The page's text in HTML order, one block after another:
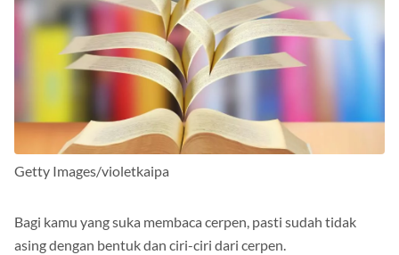
Getty Images/violetkaipa
Bagi kamu yang suka membaca cerpen, pasti sudah tidak
asing dengan bentuk dan ciri-ciri dari cerpen.